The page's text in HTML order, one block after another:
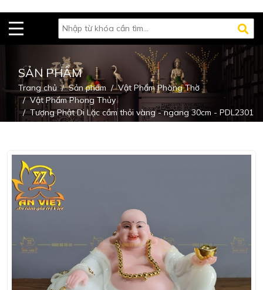
SẢN PHẨM
Trang chủ Sản phẩm
Vật Phẩm Phòng Thờ
Vật Phẩm Phong Thủy
Tượng Phật Di Lặc cầm thỏi vàng - ngang 30cm - PDL2301